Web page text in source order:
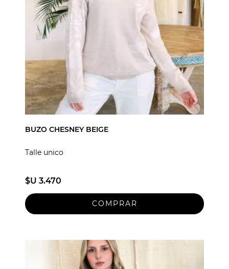
BUZO CHESNEY BEIGE
Talle unico
$U 3.470